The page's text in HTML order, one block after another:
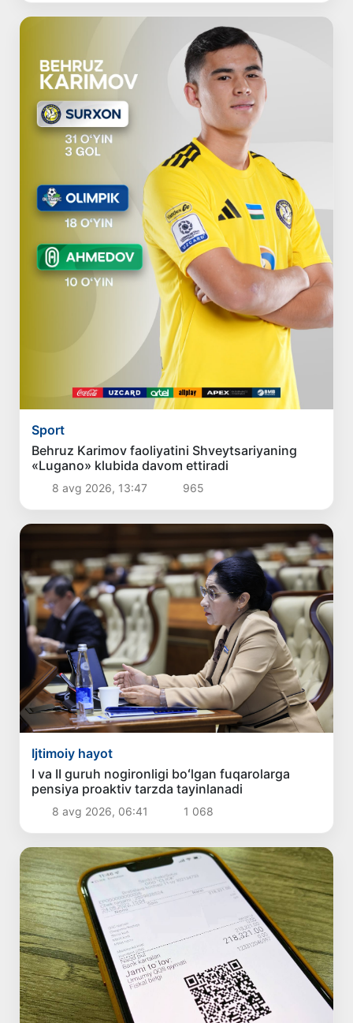
Sport
Behruz Karimov faoliyatini Shveytsariyaning
«Lugano» klubida davom ettiradi
8 avg 2026, 13:47 965
Ijtimoiy hayot
I va II guruh nogironligi boʻlgan fuqarolarga
pensiya proaktiv tarzda tayinlanadi
8 avg 2026, 06:41 1 068